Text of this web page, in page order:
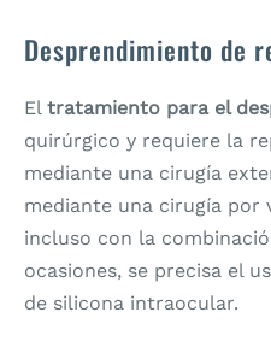
Desprendimiento de
El tratamiento para el
quirúrgico y requiere la
mediante una cirugía
mediante una cirugía por
incluso con la
ocasiones, se precisa el
de silicona intraocular.